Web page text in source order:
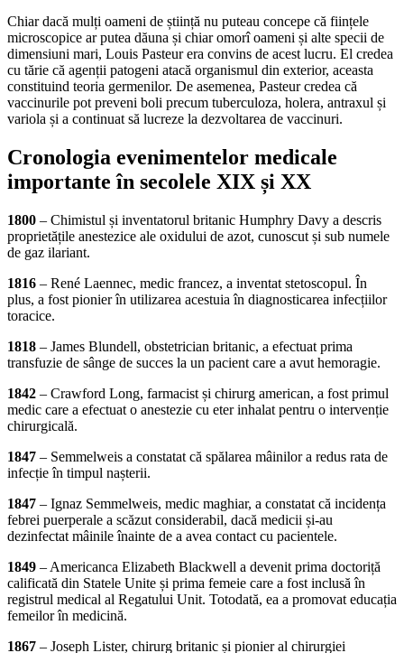
Chiar dacă mulți oameni de știință nu puteau concepe că ființele
microscopice ar putea dăuna și chiar omorî oameni și alte specii de
dimensiuni mari, Louis Pasteur era convins de acest lucru. El credea
cu tărie că agenții patogeni atacă organismul din exterior, aceasta
constituind teoria germenilor. De asemenea, Pasteur credea că
vaccinurile pot preveni boli precum tuberculoza, holera, antraxul și
variola și a continuat să lucreze la dezvoltarea de vaccinuri.
Cronologia evenimentelor medicale
importante în secolele XIX și XX
1800 – Chimistul și inventatorul britanic Humphry Davy a descris
proprietățile anestezice ale oxidului de azot, cunoscut și sub numele
de gaz ilariant.
1816 – René Laennec, medic francez, a inventat stetoscopul. În
plus, a fost pionier în utilizarea acestuia în diagnosticarea infecțiilor
toracice.
1818 – James Blundell, obstetrician britanic, a efectuat prima
transfuzie de sânge de succes la un pacient care a avut hemoragie.
1842 – Crawford Long, farmacist și chirurg american, a fost primul
medic care a efectuat o anestezie cu eter inhalat pentru o intervenție
chirurgicală.
1847 – Semmelweis a constatat că spălarea mâinilor a redus rata de
infecție în timpul nașterii.
1847 – Ignaz Semmelweis, medic maghiar, a constatat că incidența
febrei puerperale a scăzut considerabil, dacă medicii și-au
dezinfectat mâinile înainte de a avea contact cu pacientele.
1849 – Americanca Elizabeth Blackwell a devenit prima doctoriță
calificată din Statele Unite și prima femeie care a fost inclusă în
registrul medical al Regatului Unit. Totodată, ea a promovat educația
femeilor în medicină.
1867 – Joseph Lister, chirurg britanic și pionier al chirurgiei